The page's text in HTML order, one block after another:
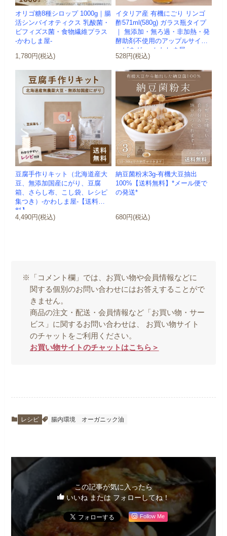
オリゴ糖8種シロップ 1000g｜腸
活シンバイオティクス 乳酸菌・
ビフィズス菌・食物繊維プラス
-かわしま屋-
1,780円(税込)
イタリア産 有機にごり リンゴ
酢571ml(580g) ガラス瓶タイプ
｜ 無添加・無ろ過・非加熱・発
酵助剤不使用のアップルサイダ
ービネガー -かわしま屋-
528円(税込)
豆腐手作りキット（北海道産大
豆、無添加国産にがり、豆腐
箱、さらし布、こし袋、レシピ
集つき）-かわしま屋-【送料無
料】
4,490円(税込)
納豆菌粉末3g-有機大豆抽出
100%【送料無料】*メール便で
の発送*
680円(税込)
※「コメント欄」では、お買い物や会員情報などに
関する個別のお問い合わせにはお答えすることがで
きません。
商品の注文・配送・会員情報など「お買い物・サー
ビス」に関するお問い合わせは、 お買い物サイト
のチャットをご利用ください。
お買い物サイトのチャットはこちら＞
レシピ 腸内環境 オーガニック油
この記事が気に入ったら
いいね または フォローしてね！
Follow Me